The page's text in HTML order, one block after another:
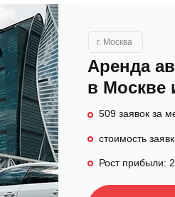
Аренда
в Москве
509 заявок за
стоимость
г. Москва
Рост прибыли: